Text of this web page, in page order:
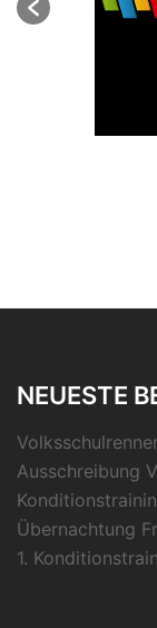
NEUESTE
Ausschreibung
Übernachtung
1.